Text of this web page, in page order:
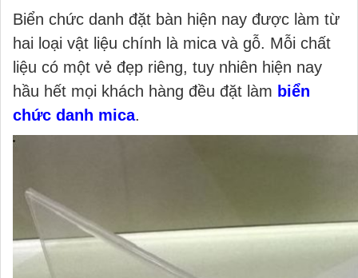
Biển chức danh đặt bàn hiện nay được làm từ
hai loại vật liệu chính là mica và gỗ. Mỗi chất
liệu có một vẻ đẹp riêng, tuy nhiên hiện nay
hầu hết mọi khách hàng đều đặt làm biển
chức danh mica.